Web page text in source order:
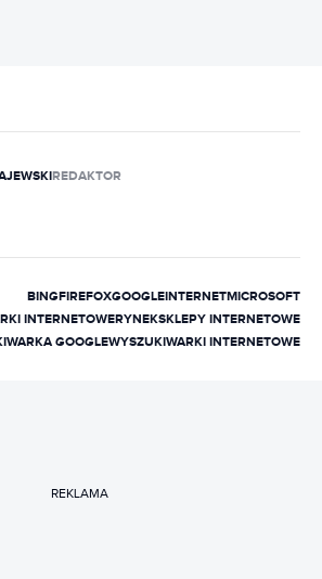
REDAKTOR
BINGFIREFOXGOOGLEINTERNETMICROSOFT
INTERNETOWERYNEKSKLEPY INTERNETOWE
GOOGLEWYSZUKIWARKI INTERNETOWE
REKLAMA